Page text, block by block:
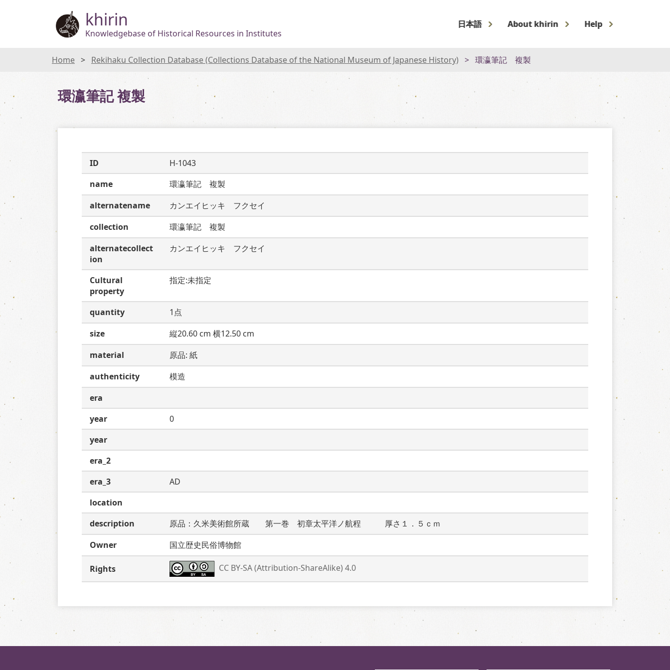
khirin
Knowledgebase of Historical Resources in Institutes
日本語 About khirin Help
Home Rekihaku Collection Database (Collections Database of the National Museum of Japanese History) 環瀛筆記 複製
環瀛筆記 複製
ID
H-1043
name
環瀛筆記　複製
alternatename
カンエイヒッキ　フクセイ
collection
環瀛筆記　複製
alternatecollect
ion
カンエイヒッキ　フクセイ
Cultural
property
指定:未指定
quantity
1点
size
縦20.60 cm 横12.50 cm
material
原品: 紙
authenticity
模造
era
year
0
year
era_2
era_3
AD
location
description
原品：久米美術館所蔵　　第一巻　初章太平洋ノ航程　　　厚さ１．５ｃｍ
Owner
国立歴史民俗博物館
Rights CC BY-SA (Attribution-ShareAlike) 4.0